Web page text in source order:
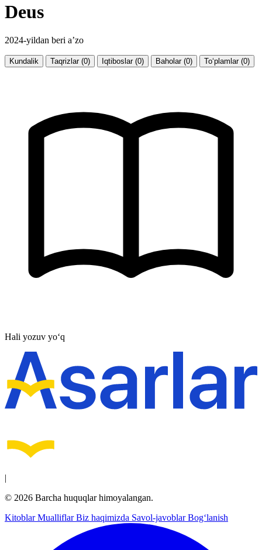
Deus
2024-yildan beri a’zo
Kundalik Taqrizlar (0) Iqtiboslar (0) Baholar (0) To‘plamlar (0)
Hali yozuv yo‘q
|
© 2026 Barcha huquqlar himoyalangan.
KitoblarMualliflarBiz haqimizda Savol-javoblarBog‘lanish